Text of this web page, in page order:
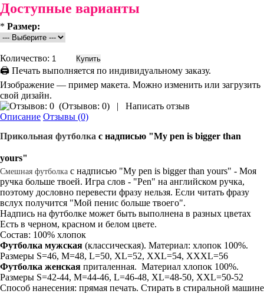
Доступные варианты
* Размер:
Количество:
🖨 Печать выполняется по индивидуальному заказу.
Изображение — пример макета. Можно изменить или загрузить
свой дизайн.
(Отзывов: 0) |
Написать отзыв
Описание Отзывы (0)
Прикольная футболка с надписью "My pen is bigger than
yours"
Смешная футболка с надписью "My pen is bigger than yours" - Моя
ручка больше твоей. Игра слов - "Pen" на английском ручка,
поэтому дословно перевести фразу нельзя. Если читать фразу
вслух получится "Мой пенис больше твоего".
Надпись на футболке может быть выполнена в разных цветах
Есть в черном, красном и белом цвете.
Состав: 100% хлопок
Футболка мужская (классическая). Материал: хлопок 100%.
Размеры S=46, M=48, L=50, XL=52, XXL=54, XXXL=56
Футболка женская приталенная. Материал хлопок 100%.
Размеры S=42-44, M=44-46, L=46-48, XL=48-50, XXL=50-52
Способ нанесения: прямая печать. Стирать в стиральной машине